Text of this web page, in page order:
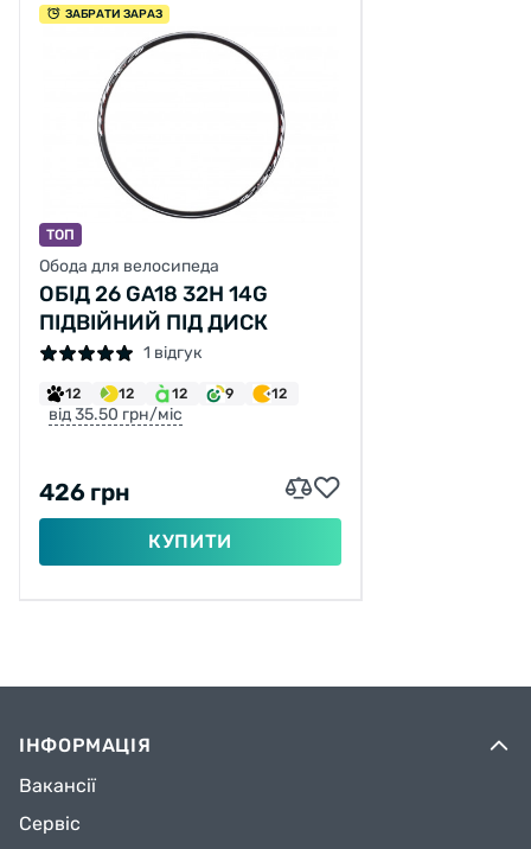
ЗАБРАТИ ЗАРАЗ
ТОП
Обода для велосипеда
ОБІД 26 GA18 32H 14G
ПІДВІЙНИЙ ПІД ДИСК
1 відгук
12 12 12 9 12
від 35.50 грн/міс
426 грн
КУПИТИ
ІНФОРМАЦІЯ
Вакансії
Сервіс